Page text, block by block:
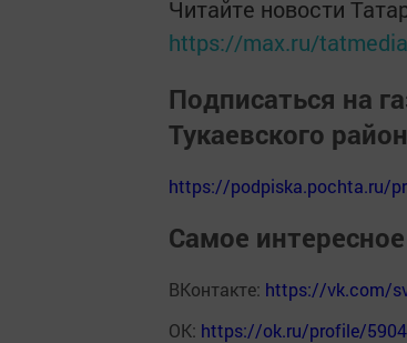
Читайте новости
https://max.ru/tatmedia
Подписаться на
Тукаевского
https://podpiska.pochta.ru/
Самое
ВКонтакте: https://vk.com/
ОК: https://ok.ru/profile/